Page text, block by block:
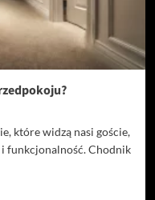
które widzą nasi goście,
funkcjonalność. Chodnik